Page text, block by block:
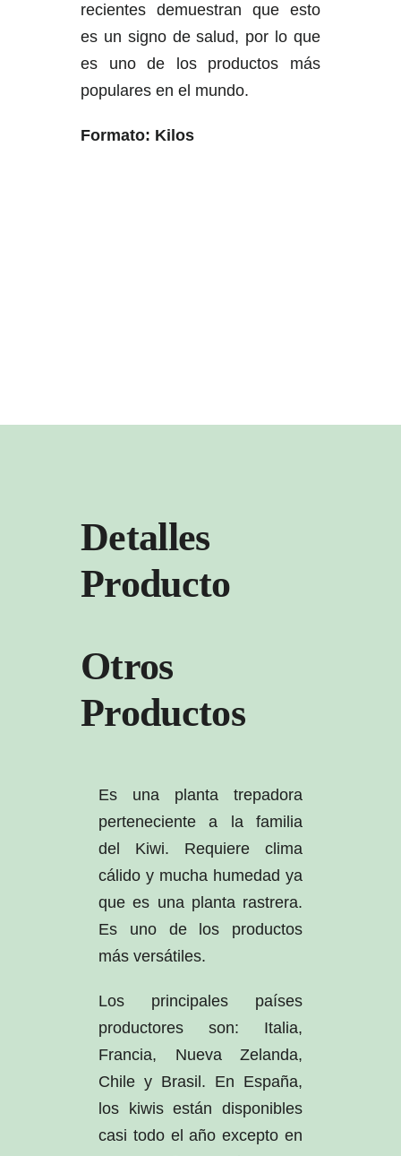
recientes demuestran que esto
es un signo de salud, por lo que
es uno de los productos más
populares en el mundo.
Formato: Kilos
Detalles
Producto
Otros
Productos
Es una planta trepadora
perteneciente a la familia
del Kiwi. Requiere clima
cálido y mucha humedad ya
que es una planta rastrera.
Es uno de los productos
más versátiles.
Los principales países
productores son: Italia,
Francia, Nueva Zelanda,
Chile y Brasil. En España,
los kiwis están disponibles
casi todo el año excepto en